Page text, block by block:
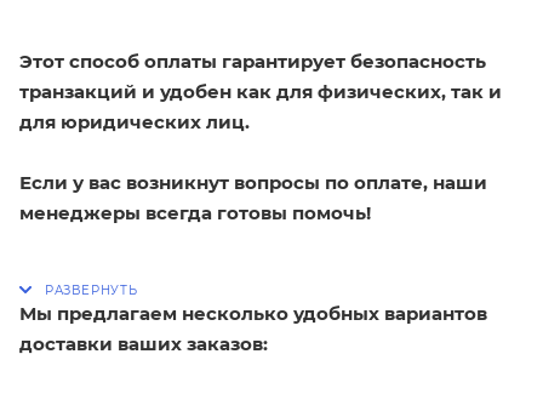
Этот способ оплаты гарантирует безопасность
транзакций и удобен как для физических, так и
для юридических лиц.
Если у вас возникнут вопросы по оплате, наши
менеджеры всегда готовы помочь!
Мы предлагаем несколько удобных вариантов
доставки ваших заказов: